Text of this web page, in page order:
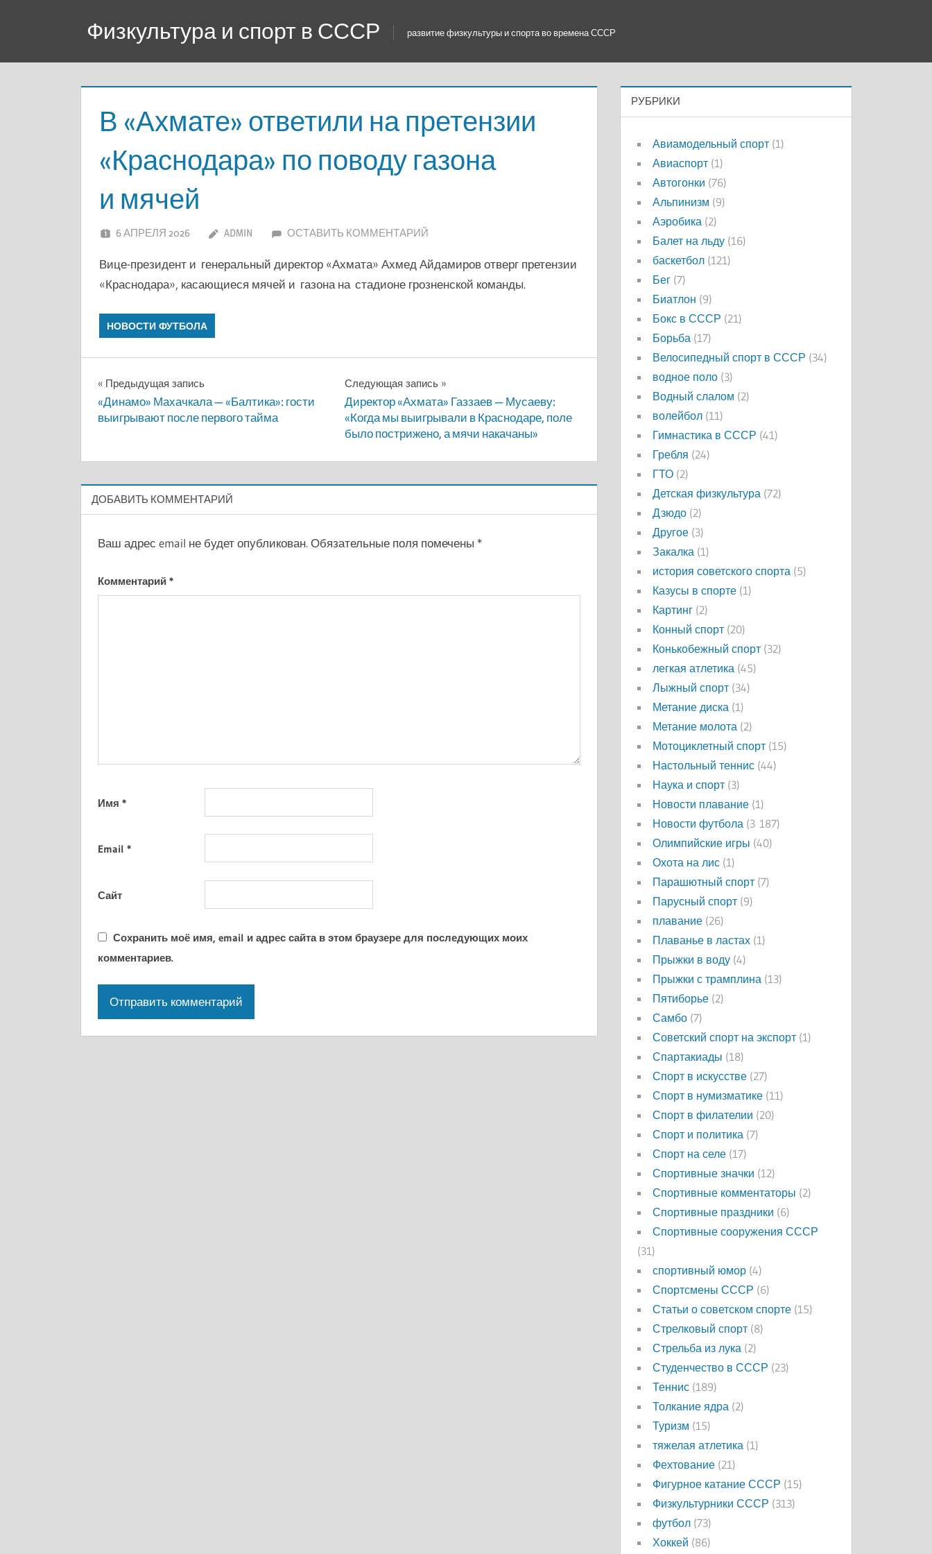
Физкультура и спорт в СССР развитие физкультуры и спорта во времена СССР
В «Ахмате» ответили на претензии
«Краснодара» по поводу газона
и мячей
6 АПРЕЛЯ 2026 ADMIN ОСТАВИТЬ КОММЕНТАРИЙ
Вице-президент и генеральный директор «Ахмата» Ахмед Айдамиров отверг претензии
«Краснодара», касающиеся мячей и газона на стадионе грозненской команды.
НОВОСТИ ФУТБОЛА
Навигация
по
Предыдущая запись
«Динамо» Махачкала — «Балтика»: гости
выигрывают после первого тайма
Следующая запись
Директор «Ахмата» Газзаев — Мусаеву:
«Когда мы выигрывали в Краснодаре, поле
было пострижено, а мячи накачаны»
ДОБАВИТЬ КОММЕНТАРИЙ
Ваш адрес email не будет опубликован.Обязательные поля помечены *
Комментарий *
Имя *
Email *
Сайт
Сохранить моё имя, email и адрес сайта в этом браузере для последующих моих
комментариев.
РУБРИКИ
Авиамодельный спорт (1)
Авиаспорт (1)
Автогонки (76)
Альпинизм (9)
Аэробика (2)
Балет на льду (16)
баскетбол (121)
Бег (7)
Биатлон (9)
Бокс в СССР (21)
Борьба (17)
Велосипедный спорт в СССР (34)
водное поло (3)
Водный слалом (2)
волейбол (11)
Гимнастика в СССР (41)
Гребля (24)
ГТО (2)
Детская физкультура (72)
Дзюдо (2)
Другое (3)
Закалка (1)
история советского спорта (5)
Казусы в спорте (1)
Картинг (2)
Конный спорт (20)
Конькобежный спорт (32)
легкая атлетика (45)
Лыжный спорт (34)
Метание диска (1)
Метание молота (2)
Мотоциклетный спорт (15)
Настольный теннис (44)
Наука и спорт (3)
Новости плавание (1)
Новости футбола (3 187)
Олимпийские игры (40)
Охота на лис (1)
Парашютный спорт (7)
Парусный спорт (9)
плавание (26)
Плаванье в ластах (1)
Прыжки в воду (4)
Прыжки с трамплина (13)
Пятиборье (2)
Самбо (7)
Советский спорт на экспорт (1)
Спартакиады (18)
Спорт в искусстве (27)
Спорт в нумизматике (11)
Спорт в филателии (20)
Спорт и политика (7)
Спорт на селе (17)
Спортивные значки (12)
Спортивные комментаторы (2)
Спортивные праздники (6)
Спортивные сооружения СССР
(31)
спортивный юмор (4)
Спортсмены СССР (6)
Статьи о советском спорте (15)
Стрелковый спорт (8)
Стрельба из лука (2)
Студенчество в СССР (23)
Теннис (189)
Толкание ядра (2)
Туризм (15)
тяжелая атлетика (1)
Фехтование (21)
Фигурное катание СССР (15)
Физкультурники СССР (313)
футбол (73)
Хоккей (86)